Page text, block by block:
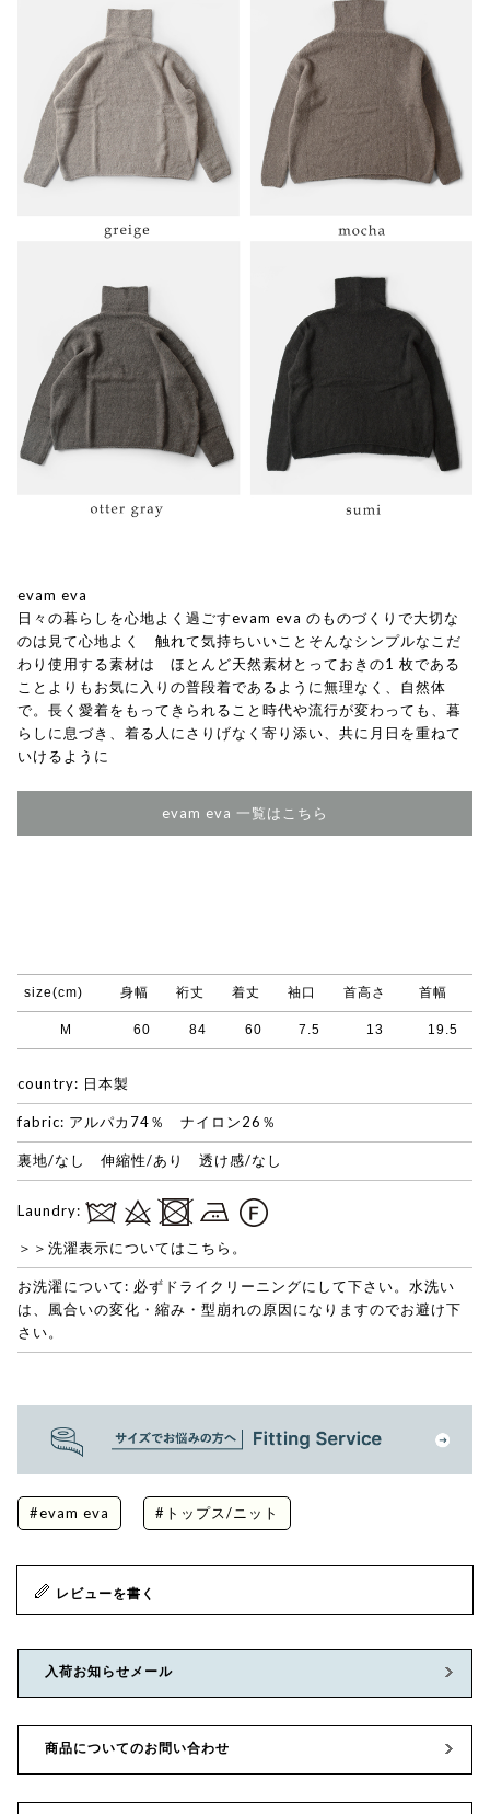
evam eva
日々の暮らしを心地よく過ごすevam eva のものづくりで大切な
のは見て心地よく 触れて気持ちいいことそんなシンプルなこだ
わり使用する素材は ほとんど天然素材とっておきの1 枚である
ことよりもお気に入りの普段着であるように無理なく、自然体
で。長く愛着をもってきられること時代や流行が変わっても、暮
らしに息づき、着る人にさりげなく寄り添い、共に月日を重ねて
いけるように
evam eva 一覧はこちら
size(cm) 身幅 裄丈 着丈 袖口 首高さ 首幅
M 60 84 60 7.5 13 19.5
country: 日本製
fabric: アルパカ74％ ナイロン26％
裏地/なし 伸縮性/あり 透け感/なし
Laundry:
＞＞洗濯表示についてはこちら。
お洗濯について: 必ずドライクリーニングにして下さい。水洗い
は、風合いの変化・縮み・型崩れの原因になりますのでお避け下
さい。
#evam eva #トップス/ニット
レビューを書く
入荷お知らせメール
商品についてのお問い合わせ